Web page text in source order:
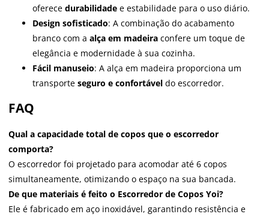
oferece durabilidade e estabilidade para o uso diário.
Design sofisticado: A combinação do acabamento
branco com a alça em madeira confere um toque de
elegância e modernidade à sua cozinha.
Fácil manuseio: A alça em madeira proporciona um
transporte seguro e confortável do escorredor.
FAQ
Qual a capacidade total de copos que o escorredor
comporta?
O escorredor foi projetado para acomodar até 6 copos
simultaneamente, otimizando o espaço na sua bancada.
De que materiais é feito o Escorredor de Copos Yoi?
Ele é fabricado em aço inoxidável, garantindo resistência e